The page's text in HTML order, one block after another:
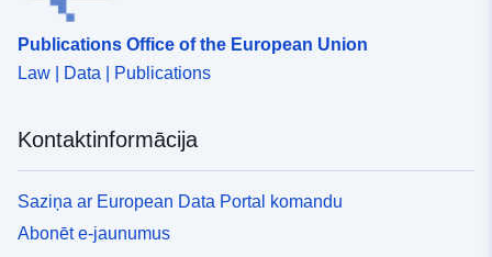
Publications Office of the European Union
Law | Data | Publications
Kontaktinformācija
Saziņa ar European Data Portal komandu
Abonēt e-jaunumus